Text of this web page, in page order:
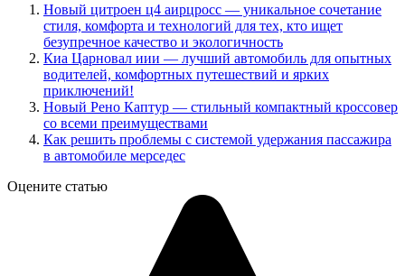
Новый цитроен ц4 аирцросс — уникальное сочетание
стиля, комфорта и технологий для тех, кто ищет
безупречное качество и экологичность
Киа Царновал иии — лучший автомобиль для опытных
водителей, комфортных путешествий и ярких
приключений!
Новый Рено Каптур — стильный компактный кроссовер
со всеми преимуществами
Как решить проблемы с системой удержания пассажира
в автомобиле мерседес
Оцените статью